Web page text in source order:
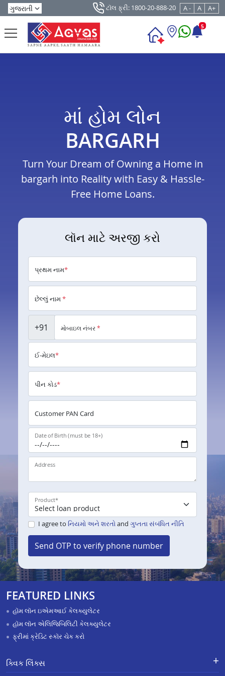
ટૉલ ફ્રી: 1800-20-888-20 A - A A+
5
માં હોમ લોન
BARGARH
Turn Your Dream of Owning a Home in
bargarh into Reality with Easy & Hassle-
Free Home Loans.
લૉન માટે અરજી કરો
પ્રથમ નામ*
છેલ્લું નામ*
+91 મોબાઇલ નંબર*
ઈ-મેઇલ*
પીન કોડ*
Customer PAN Card
Date of Birth (must be 18+)
Address
Product*
I agree to નિયમો અને શરતોand ગુપ્તતા સંબંધિત નીતિ
Send OTP to verify phone number
FEATURED LINKS
હૉમ લૉન ઇએમઆઈ કેલક્યુલેટર
હૉમ લૉન એલિજિબિલિટી કેલક્યુલેટર
ફ્રીમાં ક્રેડિટ સ્કૉર ચેક કરો
ક્વિક લિંક્સ